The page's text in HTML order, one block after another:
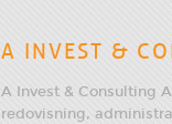
A INVEST &
A Invest & Consulting
redovisning,